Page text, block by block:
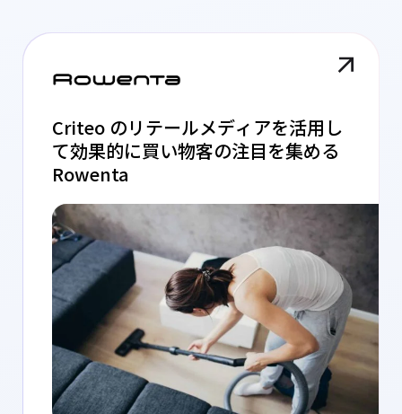
Criteo のリテールメディアを活用し
て効果的に買い物客の注目を集める
Rowenta